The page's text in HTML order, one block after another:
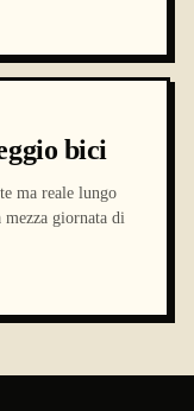
bici
ma reale lungo
giornata di